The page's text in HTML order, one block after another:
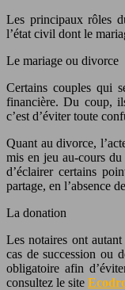
Les principaux rôles
l’état civil dont le
Le mariage ou divorce
Certains couples qui
financière. Du coup,
c’est d’éviter toute
Quant au divorce,
mis en jeu au-cours du
d’éclairer certains
partage, en l’absence
La donation
Les notaires ont
cas de succession ou
obligatoire afin
consultez le site